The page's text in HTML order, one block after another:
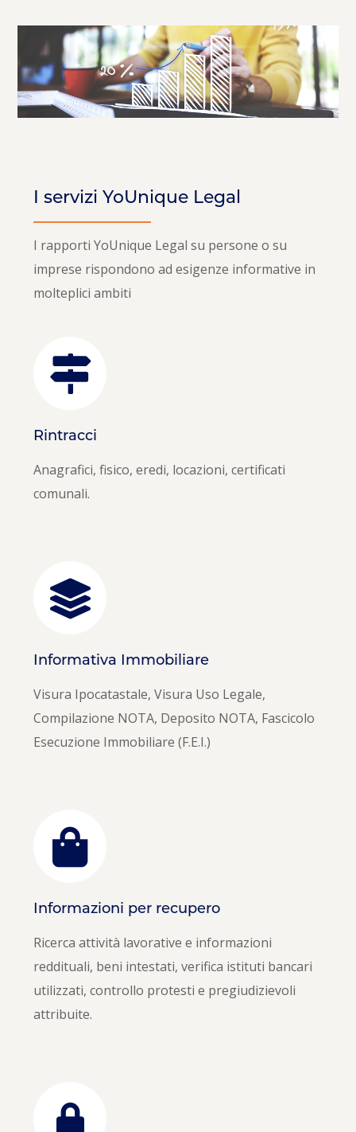
I servizi YoUnique Legal
I rapporti YoUnique Legal su persone o su
imprese rispondono ad esigenze informative in
molteplici ambiti
Rintracci
Anagrafici, fisico, eredi, locazioni, certificati
comunali.
Informativa Immobiliare
Visura Ipocatastale, Visura Uso Legale,
Compilazione NOTA, Deposito NOTA, Fascicolo
Esecuzione Immobiliare (F.E.I.)
Informazioni per recupero
Ricerca attività lavorative e informazioni
reddituali, beni intestati, verifica istituti bancari
utilizzati, controllo protesti e pregiudizievoli
attribuite.